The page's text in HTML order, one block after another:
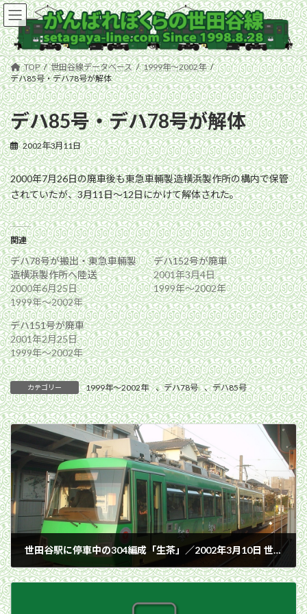
コ
ン
テ
ン
ツ
へ
ス
キ
ッ
プ
ナ
ビ
ゲ
ー
シ
ョ
ン
に
移
動
TOP 世田谷線データベース
1999年〜2002年
デハ85号・デハ78号が解体
デハ85号・デハ78号が解体
2002年3月11日
2000年7月26日の廃車後も東急車輛製造横浜製作所の構内で保管
されていたが、3月11日〜12日にかけて解体された。
関連
デハ78号が搬出・東急車輛製
造横浜製作所へ陸送
2000年6月25日
1999年〜2002年
デハ152号が廃車
2001年3月4日
1999年〜2002年
デハ151号が廃車
2001年2月25日
1999年〜2002年
カテゴリー 1999年〜2002年 、デハ78号 、デハ85号
世田谷駅に停車中の304編成「生茶」／2002年3月10日 世田谷駅
2002年3月10日